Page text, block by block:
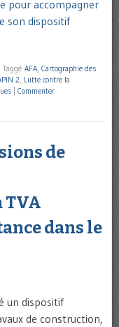
pour accompagner
son dispositif
Taggé AFA, Cartographie des
2, Lutte contre la
Commenter
de
TVA
dans le
un dispositif
de construction,